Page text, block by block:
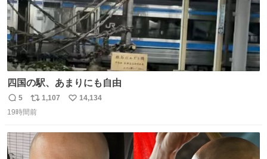
四国の駅、あまりにも自由
返
信
5
リ
ポ
ト
数
1,107
い
14,134
19時間前